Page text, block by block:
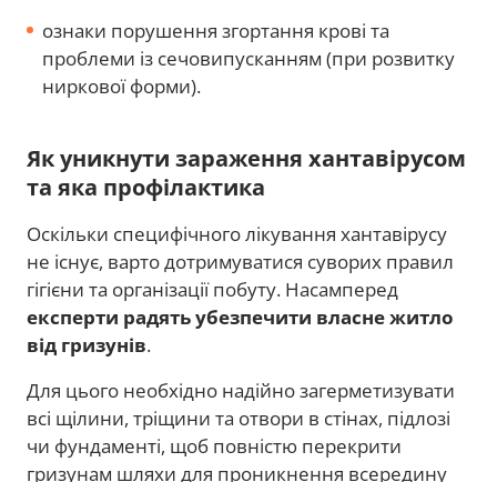
ознаки порушення згортання крові та
проблеми із сечовипусканням (при розвитку
ниркової форми).
Як уникнути зараження хантавірусом
та яка профілактика
Оскільки специфічного лікування хантавірусу
не існує, варто дотримуватися суворих правил
гігієни та організації побуту. Насамперед
експерти радять убезпечити власне житло
від гризунів.
Для цього необхідно надійно загерметизувати
всі щілини, тріщини та отвори в стінах, підлозі
чи фундаменті, щоб повністю перекрити
гризунам шляхи для проникнення всередину